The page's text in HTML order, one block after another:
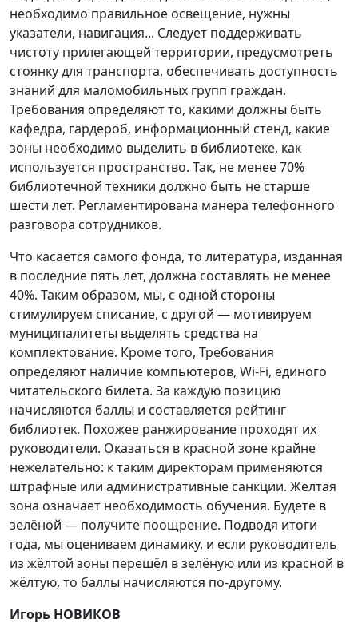
необходимо правильное освещение, нужны
указатели, навигация... Следует поддерживать
чистоту прилегающей территории, предусмотреть
стоянку для транспорта, обеспечивать доступность
знаний для маломобильных групп граждан.
Требования определяют то, какими должны быть
кафедра, гардероб, информационный стенд, какие
зоны необходимо выделить в библиотеке, как
используется пространство. Так, не менее 70%
библиотечной техники должно быть не старше
шести лет. Регламентирована манера телефонного
разговора сотрудников.
Что касается самого фонда, то литература, изданная
в последние пять лет, должна составлять не менее
40%. Таким образом, мы, с одной стороны
стимулируем списание, с другой — мотивируем
муниципалитеты выделять средства на
комплектование. Кроме того, Требования
определяют наличие компьютеров, Wi-Fi, единого
читательского билета. За каждую позицию
начисляются баллы и составляется рейтинг
библиотек. Похожее ранжирование проходят их
руководители. Оказаться в красной зоне крайне
нежелательно: к таким директорам применяются
штрафные или административные санкции. Жёлтая
зона означает необходимость обучения. Будете в
зелёной — получите поощрение. Подводя итоги
года, мы оцениваем динамику, и если руководитель
из жёлтой зоны перешёл в зелёную или из красной в
жёлтую, то баллы начисляются по-другому.
Игорь НОВИКОВ